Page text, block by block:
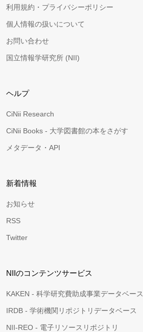
利用規約・プライバシーポリシー
個人情報の扱いについて
お問い合わせ
国立情報学研究所 (NII)
ヘルプ
CiNii Research
CiNii Books - 大学図書館の本をさがす
メタデータ・API
新着情報
お知らせ
RSS
Twitter
NIIのコンテンツサービス
KAKEN - 科学研究費助成事業データベース
IRDB - 学術機関リポジトリデータベース
NII-REO - 電子リソースリポジトリ